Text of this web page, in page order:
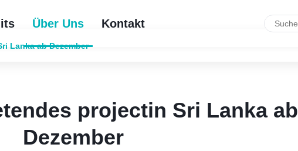
Über Uns Kontakt
Lanka ab Dezember
projectin Sri Lanka ab
Dezember